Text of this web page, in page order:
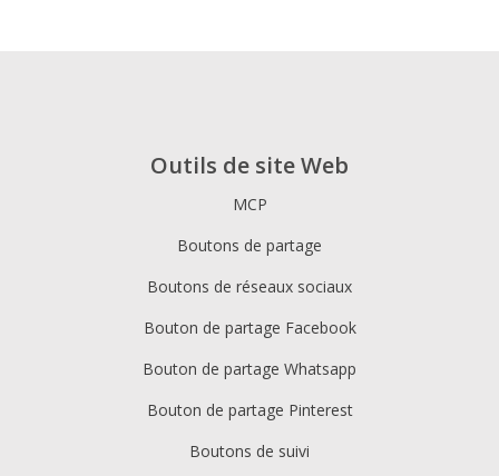
Outils de site Web
MCP
Boutons de partage
Boutons de réseaux sociaux
Bouton de partage Facebook
Bouton de partage Whatsapp
Bouton de partage Pinterest
Boutons de suivi